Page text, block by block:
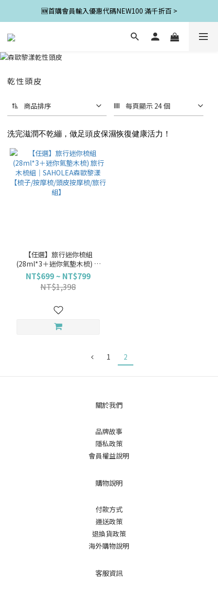
🆕首購會員輸入優惠代碼NEW100 滿千折百 >
乾性頭皮
商品排序 每頁顯示 24 個
洗完滋潤不乾繃，做足頭皮保濕恢復健康活力！
【任選】旅行迷你梳組
(28ml*3＋迷你氣墊木梳) 旅
行木梳組｜SAHOLEA森歐黎
漾【梳子/按摩梳/頭皮按摩
梳/旅行組】
NT$699 ~ NT$799
NT$1,398
1 2
關於我們
品牌故事
隱私政策
會員權益說明
購物說明
付款方式
運送政策
退換貨政策
海外購物說明
客服資訊